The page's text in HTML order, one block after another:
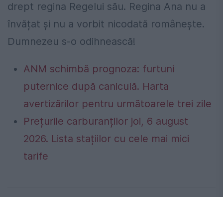
drept regina Regelui său. Regina Ana nu a
învățat și nu a vorbit nicodată românește.
Dumnezeu s-o odihnească!
ANM schimbă prognoza: furtuni
puternice după caniculă. Harta
avertizărilor pentru următoarele trei zile
Prețurile carburanților joi, 6 august
2026. Lista stațiilor cu cele mai mici
tarife